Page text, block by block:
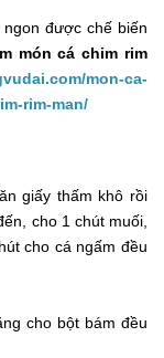
được chế biến
món cá chim rim
mon-ca-
rim-man/
giấy thấm khô rồi
cho 1 chút muối,
cho cá ngấm đều
cho bột bám đều